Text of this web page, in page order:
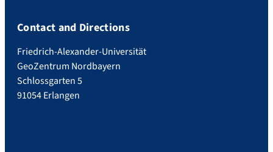
Contact and Directions
Friedrich-Alexander-Universität
GeoZentrum Nordbayern
Schlossgarten 5
91054 Erlangen